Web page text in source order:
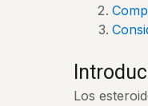
Los